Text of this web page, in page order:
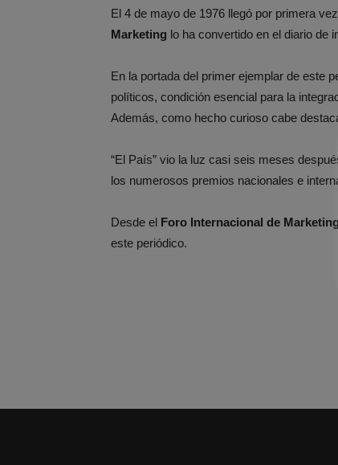
El 4 de mayo de 1976 llegó por primera
Marketing lo ha convertido en el diario de
En la portada del primer ejemplar de este
políticos, condición esencial para la
Además, como hecho curioso cabe
“El País” vio la luz casi seis meses
los numerosos premios nacionales e
Desde el Foro Internacional de Marketing
este periódico.